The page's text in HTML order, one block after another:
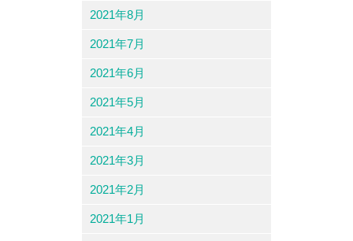
2021年8月
2021年7月
2021年6月
2021年5月
2021年4月
2021年3月
2021年2月
2021年1月